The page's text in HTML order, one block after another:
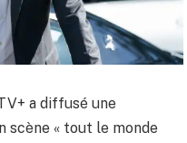
a diffusé une
scène « tout le monde